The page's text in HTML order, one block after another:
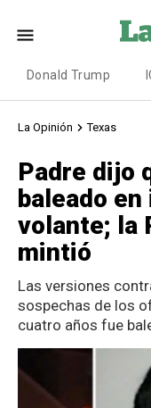
Donald Trump
La Opinión Texas
Padre dijo
baleado
volante; la
mintió
Las versiones
sospechas de los
cuatro años fue